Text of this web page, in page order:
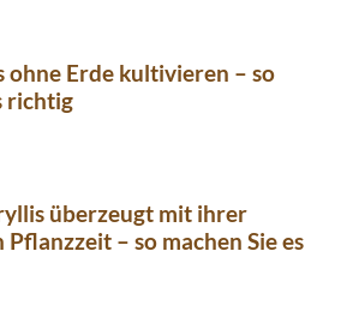
ohne Erde kultivieren – so
richtig
überzeugt mit ihrer
– so machen Sie es